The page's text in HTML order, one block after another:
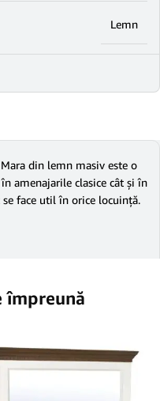
Lemn
din lemn masiv este o
amenajarile clasice cât și în
face util în orice locuință.
împreună